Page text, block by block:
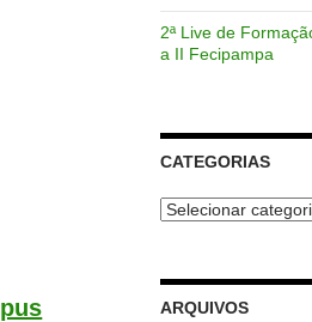
2ª Live de
a II Fecipampa
CATEGORIAS
Categorias
ARQUIVOS